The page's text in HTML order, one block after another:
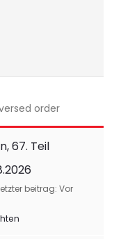
order
67. Teil
beitrag: Vor